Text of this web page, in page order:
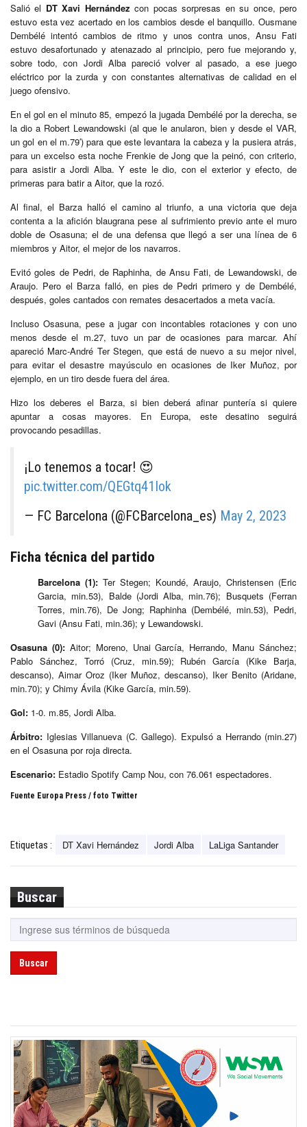
Salió el DT Xavi Hernández con pocas sorpresas en su once, pero
estuvo esta vez acertado en los cambios desde el banquillo. Ousmane
Dembélé intentó cambios de ritmo y unos contra unos, Ansu Fati
estuvo desafortunado y atenazado al principio, pero fue mejorando y,
sobre todo, con Jordi Alba pareció volver al pasado, a ese juego
eléctrico por la zurda y con constantes alternativas de calidad en el
juego ofensivo.
En el gol en el minuto 85, empezó la jugada Dembélé por la derecha, se
la dio a Robert Lewandowski (al que le anularon, bien y desde el VAR,
un gol en el m.79′) para que este levantara la cabeza y la pusiera atrás,
para un excelso esta noche Frenkie de Jong que la peinó, con criterio,
para asistir a Jordi Alba. Y este le dio, con el exterior y efecto, de
primeras para batir a Aitor, que la rozó.
Al final, el Barza halló el camino al triunfo, a una victoria que deja
contenta a la afición blaugrana pese al sufrimiento previo ante el muro
doble de Osasuna; el de una defensa que llegó a ser una línea de 6
miembros y Aitor, el mejor de los navarros.
Evitó goles de Pedri, de Raphinha, de Ansu Fati, de Lewandowski, de
Araujo. Pero el Barza falló, en pies de Pedri primero y de Dembélé,
después, goles cantados con remates desacertados a meta vacía.
Incluso Osasuna, pese a jugar con incontables rotaciones y con uno
menos desde el m.27, tuvo un par de ocasiones para marcar. Ahí
apareció Marc-André Ter Stegen, que está de nuevo a su mejor nivel,
para evitar el desastre mayúsculo en ocasiones de Iker Muñoz, por
ejemplo, en un tiro desde fuera del área.
Hizo los deberes el Barza, si bien deberá afinar puntería si quiere
apuntar a cosas mayores. En Europa, este desatino seguirá
provocando pesadillas.
¡Lo tenemos a tocar! 😍
pic.twitter.com/QEGtq41Iok
— FC Barcelona (@FCBarcelona_es) May 2, 2023
Ficha técnica del partido
Barcelona (1): Ter Stegen; Koundé, Araujo, Christensen (Eric
Garcia, min.53), Balde (Jordi Alba, min.76); Busquets (Ferran
Torres, min.76), De Jong; Raphinha (Dembélé, min.53), Pedri,
Gavi (Ansu Fati, min.36); y Lewandowski.
Osasuna (0):Aitor; Moreno, Unai García, Herrando, Manu Sánchez;
Pablo Sánchez, Torró (Cruz, min.59); Rubén García (Kike Barja,
descanso), Aimar Oroz (Iker Muñoz, descanso), Iker Benito (Aridane,
min.70); y Chimy Ávila (Kike García, min.59).
Gol: 1-0. m.85, Jordi Alba.
Árbitro: Iglesias Villanueva (C. Gallego). Expulsó a Herrando (min.27)
en el Osasuna por roja directa.
Escenario: Estadio Spotify Camp Nou, con 76.061 espectadores.
Fuente Europa Press / foto Twitter
Etiquetas : DT Xavi Hernández Jordi Alba LaLiga Santander
Buscar
Buscar